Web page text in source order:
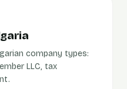
company types:
LLC, tax